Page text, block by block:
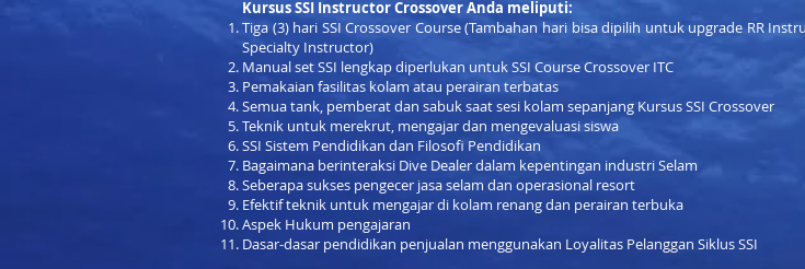
Kursus SSI Instructor Crossover Anda meliputi:
Tiga (3) hari SSI Crossover Course (Tambahan hari bisa dipilih untuk upgrade RR
Specialty Instructor)
Manual set SSI lengkap diperlukan untuk SSI Course Crossover ITC
Pemakaian fasilitas kolam atau perairan terbatas
Semua tank, pemberat dan sabuk saat sesi kolam sepanjang Kursus SSI Crossover
Teknik untuk merekrut, mengajar dan mengevaluasi siswa
SSI Sistem Pendidikan dan Filosofi Pendidikan
Bagaimana berinteraksi Dive Dealer dalam kepentingan industri Selam
Seberapa sukses pengecer jasa selam dan operasional resort
Efektif teknik untuk mengajar di kolam renang dan perairan terbuka
Aspek Hukum pengajaran
Dasar-dasar pendidikan penjualan menggunakan Loyalitas Pelanggan Siklus SSI